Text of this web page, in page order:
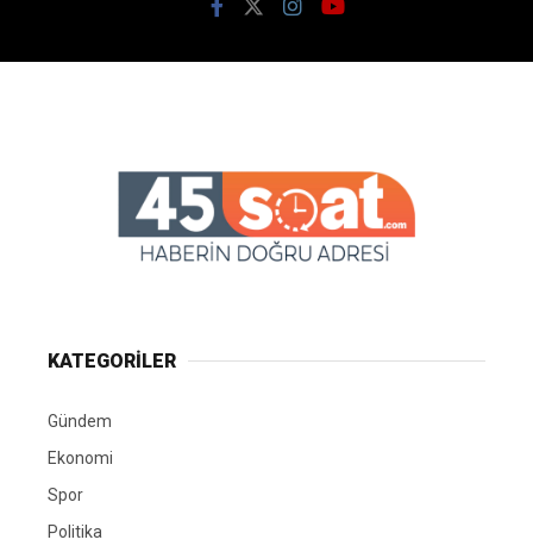
KATEGORİLER
Gündem
Ekonomi
Spor
Politika